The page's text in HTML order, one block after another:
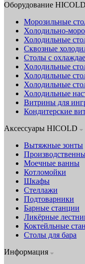
Оборудование HICOLD
Морозильные
Холодильно-
Холодильные
Сквозные
Столы с
Холодильные
Холодильные
Холодильные
Холодильные
Витрины для
Кондитерские
Аксессуары HICOLD
Вытяжные зонты
Моечные ванны
Котломойки
Шкафы
Стеллажи
Подтоварники
Барные станции
Ликёрные
Коктейльные
Столы для бара
Информация